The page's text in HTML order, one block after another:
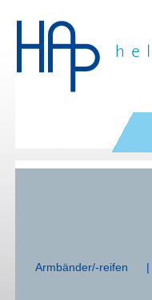
überspringen
Armbänder/-reifen |